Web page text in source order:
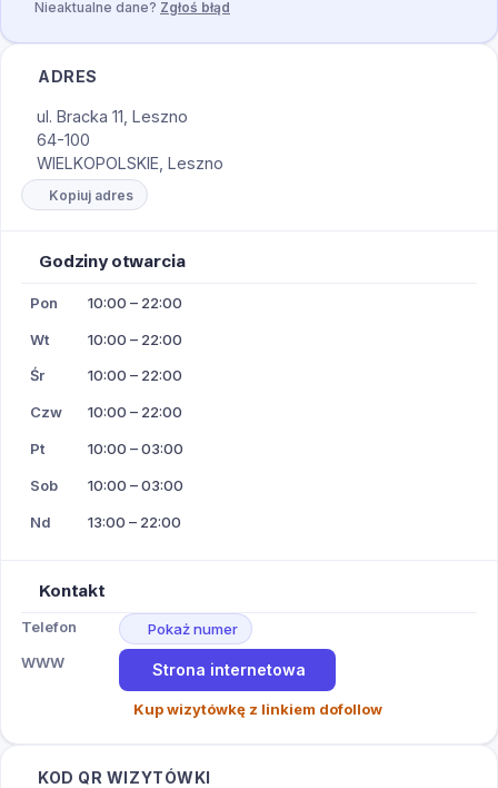
Nieaktualne dane? Zgłoś błąd
ADRES
ul. Bracka 11, Leszno
64-100
WIELKOPOLSKIE, Leszno
Kopiuj adres
Godziny otwarcia
Pon 10:00 – 22:00
Wt 10:00 – 22:00
Śr 10:00 – 22:00
Czw 10:00 – 22:00
Pt 10:00 – 03:00
Sob 10:00 – 03:00
Nd 13:00 – 22:00
Kontakt
Telefon
Pokaż numer
WWW
Strona internetowa
Kup wizytówkę z linkiem dofollow
KOD QR WIZYTÓWKI